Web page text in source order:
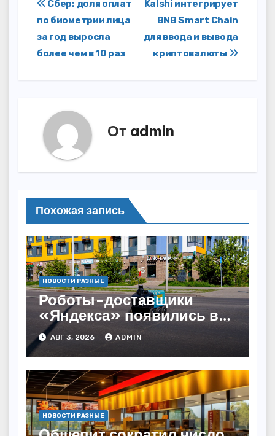
Навигация
по
записям
Kalshi интегрирует
BNB Smart Chain
для ввода и вывода
криптовалюты
Сбер: доля оплат
по биометрии лица
за год выросла
более чем в 10 раз
От admin
Похожая запись
НОВОСТИ РАЗНЫЕ
Роботы-доставщики
«Яндекса» появились в
Казахстане
АВГ 3, 2026 ADMIN
НОВОСТИ РАЗНЫЕ